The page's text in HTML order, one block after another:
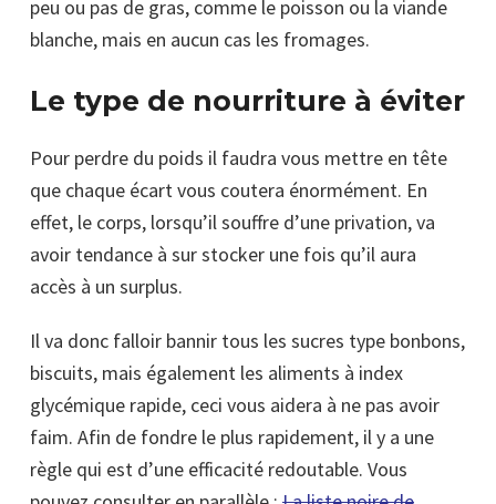
peu ou pas de gras, comme le poisson ou la viande
blanche, mais en aucun cas les fromages.
Le type de nourriture à éviter
Pour perdre du poids il faudra vous mettre en tête
que chaque écart vous coutera énormément. En
effet, le corps, lorsqu’il souffre d’une privation, va
avoir tendance à sur stocker une fois qu’il aura
accès à un surplus.
Il va donc falloir bannir tous les sucres type bonbons,
biscuits, mais également les aliments à index
glycémique rapide, ceci vous aidera à ne pas avoir
faim. Afin de fondre le plus rapidement, il y a une
règle qui est d’une efficacité redoutable. Vous